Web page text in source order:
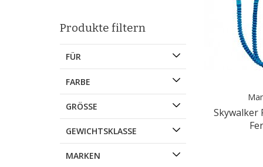
Skywalker
Produkte filtern
FÜR
FARBE
GRÖSSE
GEWICHTSKLASSE
MARKEN